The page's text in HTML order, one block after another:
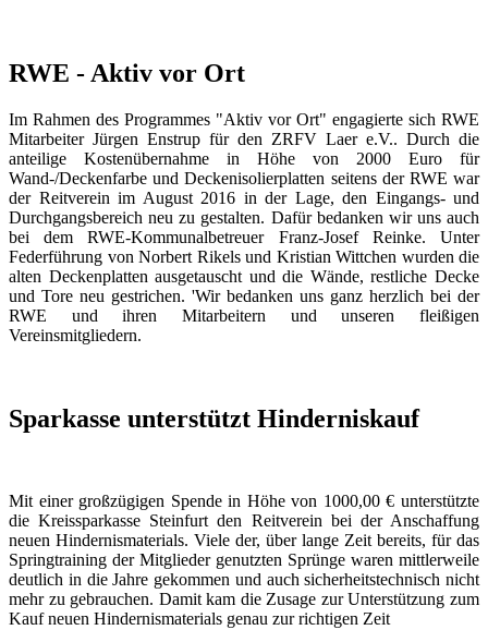
RWE - Aktiv vor Ort
Im Rahmen des Programmes "Aktiv vor Ort" engagierte sich RWE
Mitarbeiter Jürgen Enstrup für den ZRFV Laer e.V.. Durch die
anteilige Kostenübernahme in Höhe von 2000 Euro für
Wand-/Deckenfarbe und Deckenisolierplatten seitens der RWE war
der Reitverein im August 2016 in der Lage, den Eingangs- und
Durchgangsbereich neu zu gestalten. Dafür bedanken wir uns auch
bei dem RWE-Kommunalbetreuer Franz-Josef Reinke. Unter
Federführung von Norbert Rikels und Kristian Wittchen wurden die
alten Deckenplatten ausgetauscht und die Wände, restliche Decke
und Tore neu gestrichen. 'Wir bedanken uns ganz herzlich bei der
RWE und ihren Mitarbeitern und unseren fleißigen
Vereinsmitgliedern.
Sparkasse unterstützt Hinderniskauf
Mit einer großzügigen Spende in Höhe von 1000,00 € unterstützte
die Kreissparkasse Steinfurt den Reitverein bei der Anschaffung
neuen Hindernismaterials. Viele der, über lange Zeit bereits, für das
Springtraining der Mitglieder genutzten Sprünge waren mittlerweile
deutlich in die Jahre gekommen und auch sicherheitstechnisch nicht
mehr zu gebrauchen. Damit kam die Zusage zur Unterstützung zum
Kauf neuen Hindernismaterials genau zur richtigen Zeit